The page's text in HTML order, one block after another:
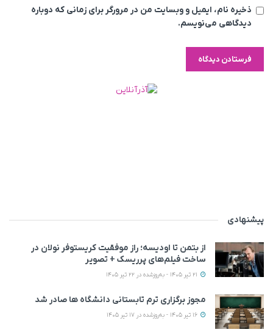
ذخیره نام، ایمیل و وبسایت من در مرورگر برای زمانی که دوباره
دیدگاهی می‌نویسم.
پیشنهادی
از بتمن تا اودیسه؛ راز موفقیت کریستوفر نولان در
ساخت فیلم‌های پرریسک + تصویر
مجوز برگزاری ترم تابستانی دانشگاه ها صادر شد